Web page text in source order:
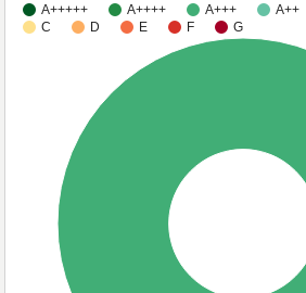
A+++++ A++++ A+++ A++
C
D E F G